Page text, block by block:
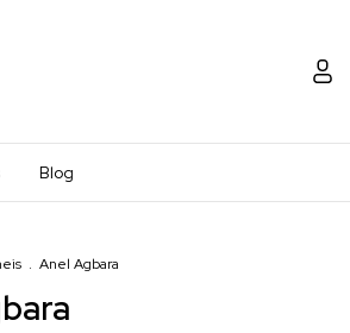
Blog
. Anel Agbara